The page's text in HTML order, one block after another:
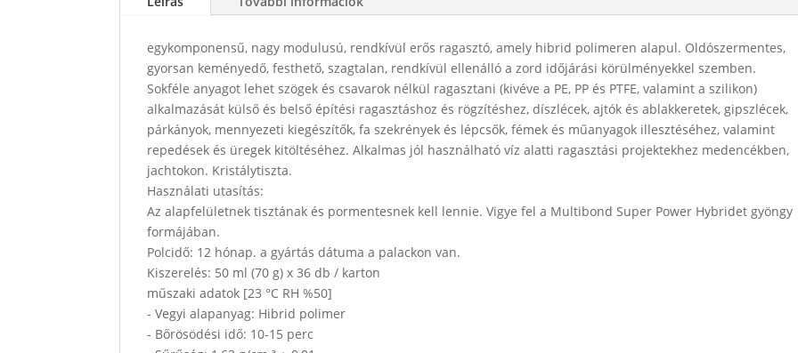
mennyiség
egykomponensű, nagy modulusú, rendkívül erős ragasztó, amely hibrid polimeren alapul. Oldószermentes,
gyorsan keményedő, festhető, szagtalan, rendkívül ellenálló a zord időjárási körülményekkel szemben.
Sokféle anyagot lehet szögek és csavarok nélkül ragasztani (kivéve a PE, PP és PTFE, valamint a szilikon)
alkalmazását külső és belső építési ragasztáshoz és rögzítéshez, díszlécek, ajtók és ablakkeretek, gipszlécek,
párkányok, mennyezeti kiegészítők, fa szekrények és lépcsők, fémek és műanyagok illesztéséhez, valamint
repedések és üregek kitöltéséhez. Alkalmas jól használható víz alatti ragasztási projektekhez medencékben,
jachtokon. Kristálytiszta.
Használati utasítás:
Az alapfelületnek tisztának és pormentesnek kell lennie. Vigye fel a Multibond Super Power Hybridet gyöngy
formájában.
Polcidő: 12 hónap. a gyártás dátuma a palackon van.
Kiszerelés: 50 ml (70 g) x 36 db / karton
műszaki adatok [23 °C RH %50]
- Vegyi alapanyag: Hibrid polimer
- Bőrösödési idő: 10-15 perc